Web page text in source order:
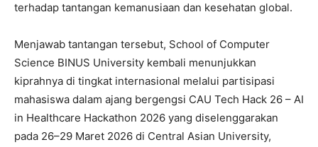
terhadap tantangan kemanusiaan dan kesehatan global.
Menjawab tantangan tersebut, School of Computer
Science BINUS University kembali menunjukkan
kiprahnya di tingkat internasional melalui partisipasi
mahasiswa dalam ajang bergengsi CAU Tech Hack 26 – AI
in Healthcare Hackathon 2026 yang diselenggarakan
pada 26–29 Maret 2026 di Central Asian University,